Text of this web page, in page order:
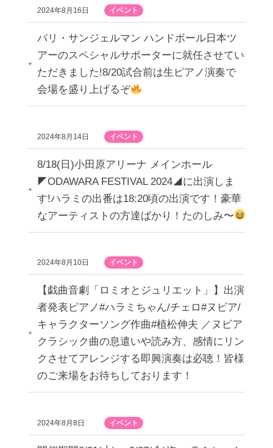
2024年8月16日 イベント
パリ・サンジェルマン ハンドボール日本ツ
アーのスペシャルサポーターに就任させてい
ただきました!8/20試合前は生ピアノ演奏で
会場を盛り上げるぞ
2024年8月14日 イベント
8/18(日)小田原アリーナ メインホール
◤ODAWARA FESTIVAL 2024◢に出演しま
す!ハラミの出番は18:20頃の出演です！豪華
なアーティストの方達ばかり！たのしみ〜
2024年8月10日 イベント
【戯曲音劇「ロミオとジュリエット」】出演
者発表ピアノ#ハラミちゃん/チェロ#ヌビア/
キャラクターソング作曲#植松伸夫 ／ヌビア
クラシック曲の息遣いや読み方、感情にリン
クさせてアレンジする即興演奏は必聴！皆様
のご来場をお待ちしております！
2024年8月8日 イベント